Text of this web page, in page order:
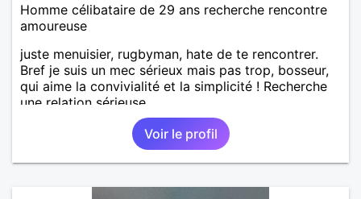
Homme célibataire de 29 ans recherche rencontre
amoureuse
juste menuisier, rugbyman, hate de te rencontrer.
Bref je suis un mec sérieux mais pas trop, bosseur,
qui aime la convivialité et la simplicité ! Recherche
une relation sérieuse.
Voir le profil